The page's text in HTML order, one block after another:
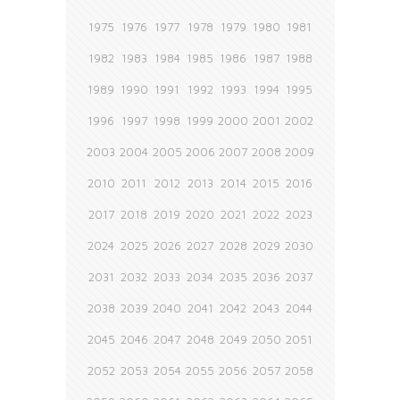
1975 1976 1977 1978 1979 1980 1981
1982 1983 1984 1985 1986 1987 1988
1989 1990 1991 1992 1993 1994 1995
1996 1997 1998 1999 2000 2001 2002
2003 2004 2005 2006 2007 2008 2009
2010 2011 2012 2013 2014 2015 2016
2017 2018 2019 2020 2021 2022 2023
2024 2025 2026 2027 2028 2029 2030
2031 2032 2033 2034 2035 2036 2037
2038 2039 2040 2041 2042 2043 2044
2045 2046 2047 2048 2049 2050 2051
2052 2053 2054 2055 2056 2057 2058